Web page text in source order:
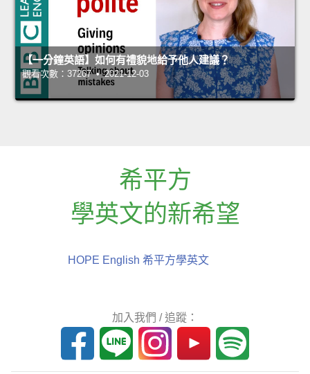
【一分鐘英語】如何有禮貌地給予他人建議？
觀看次數：37267 • 2021-12-03
希平方
學英文的新希望
HOPE English 希平方學英文
加入我們 / 追蹤：